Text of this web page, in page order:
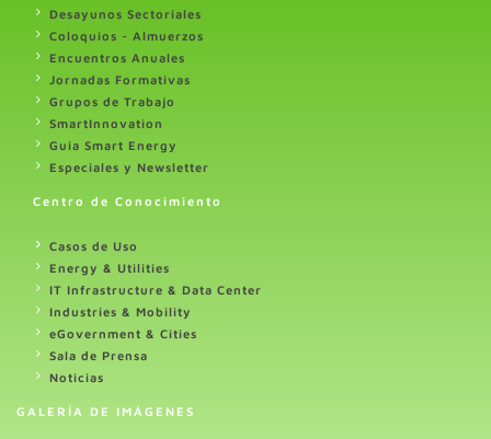
Desayunos Sectoriales
Coloquios - Almuerzos
Encuentros Anuales
Jornadas Formativas
Grupos de Trabajo
SmartInnovation
Guia Smart Energy
Especiales y Newsletter
Centro de Conocimiento
Casos de Uso
Energy & Utilities
IT Infrastructure & Data Center
Industries & Mobility
eGovernment & Cities
Sala de Prensa
Noticias
GALERÍA DE IMÁGENES